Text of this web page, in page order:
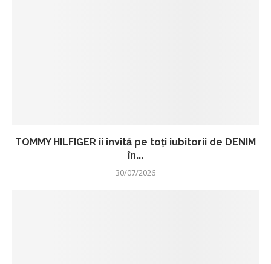
TOMMY HILFIGER îi invită pe toți iubitorii de DENIM
în...
30/07/2026